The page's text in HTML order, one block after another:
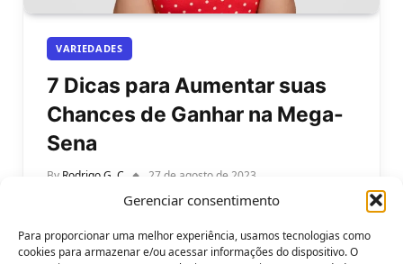
Gerenciar consentimento
Para proporcionar uma melhor experiência, usamos tecnologias como
cookies para armazenar e/ou acessar informações do dispositivo. O
VARIEDADES
7 Dicas para Aumentar suas
Chances de Ganhar na Mega-
Sena
By Rodrigo G. C 27 de agosto de 2023
7 Dicas para Aumentar suas Chances de Ganhar
na Mega-Sena. Ganhar na Mega-Sena é o sonho
que brilha nos olhos…